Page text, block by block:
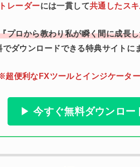
レーダーには一貫して共通したス
プロから教わり私が瞬く間に成長
でダウンロードできる特典サイトに
※超便利なFXツールとインジケーター
▶今すぐ無料ダウンロ